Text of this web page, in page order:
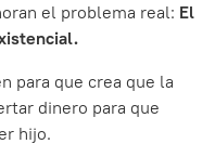
el problema real: El
para que crea que la
dinero para que
hijo.